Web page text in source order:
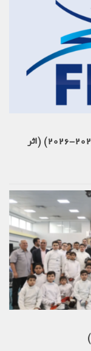
قوانین تکنیکی فدراسیون جهانی شمشیربازی (2025-2026) (اثر